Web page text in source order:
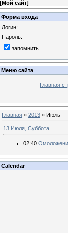
[Мой сайт]
Форма входа
Логин:
Пароль:
запомнить
Меню сайта
Главная
Главная » 2013 » Июль
13 Июля, Суббота
02:40
Calendar